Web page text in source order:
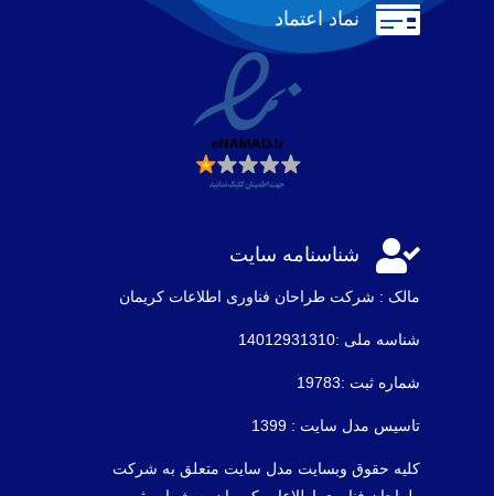
 نماد اعتماد
 شناسنامه سایت
مالک : شرکت طراحان فناوری اطلاعات كريمان
شناسه ملی :14012931310
شماره ثبت :19783
تاسیس مدل سایت : 1399
کلیه حقوق وبسایت مدل سایت متعلق به شرکت